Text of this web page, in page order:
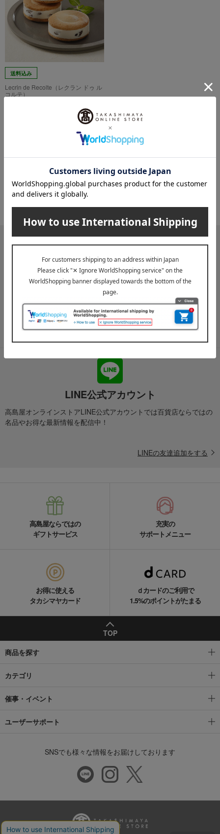
送料込み
Lecrin de Recolte（レクラン ドゥ ル
コルテ）
1
1件 (1/1ページ）
メールマガジン
送料無料クーポンやキャンペーン、新着・SALE・おすすめ商品な
ど、「高島屋オンラインストア」のお得＆うれしい情報をお届けい
たします。
メールマガジンについて詳しく見る
LINE公式アカウント
高島屋オンラインストアLINE公式アカウントでは百貨店ならではの
名品やお得な最新情報を配信中！
LINEの友達追加をする
高島屋ならではの
ギフトサービス
充実の
サポートメニュー
お得に使える
タカシマヤカード
ｄカードのご利用で
1.5%のポイントがたまる
TOP
商品を探す
カテゴリ
催事・イベント
ユーザーサポート
SNSでも様々な情報をお届けしております